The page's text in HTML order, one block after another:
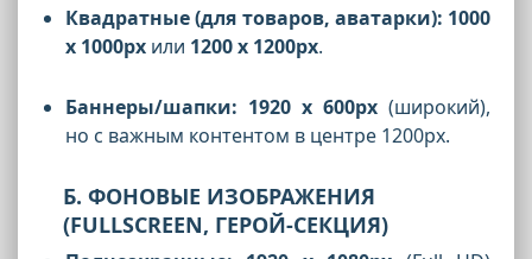
Квадратные (для товаров, аватарки): 1000
x 1000px или 1200 x 1200px.
Баннеры/шапки: 1920 x 600px (широкий),
но с важным контентом в центре 1200px.
Б. ФОНОВЫЕ ИЗОБРАЖЕНИЯ
(FULLSCREEN, ГЕРОЙ-СЕКЦИЯ)